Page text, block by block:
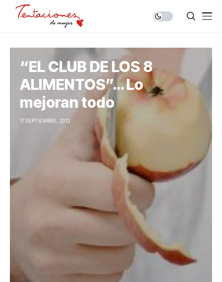
“EL CLUB DE LOS 8
ALIMENTOS”… Lo
mejoran todo
17 SEPTIEMBRE, 2012